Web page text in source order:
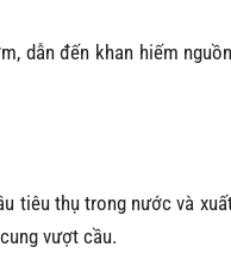
dẫn đến khan hiếm nguồn
tiêu thụ trong nước và
vượt cầu.